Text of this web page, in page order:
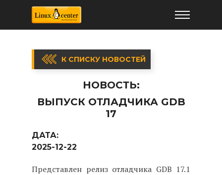
К СПИСКУ НОВОСТЕЙ
НОВОСТЬ:
ВЫПУСК ОТЛАДЧИКА GDB
17
ДАТА:
2025-12-22
Представлен релиз отладчика GDB 17.1